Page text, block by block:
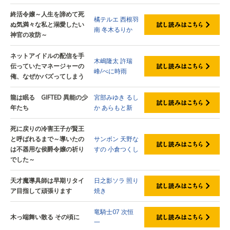
終活令嬢～人生を諦めて死
ぬ気満々な私と溺愛したい
神官の攻防～
橘テルエ 西根羽
南冬木るりか
ネットアイドルの配信を手
伝っていたマネージャーの
俺、なぜかバズってしまう
木嶋隆太許瑞
峰/べに時雨
龍は眠る GIFTED 異能の少
年たち
宮部みゆき るし
かあらもと新
死に戻りの冷害王子が賢王
と呼ばれるまで～導いたの
は不器用な侯爵令嬢の祈り
でした～
サンボン 天野な
すの小倉つくし
天才魔導具師は早期リタイ
ア目指して頑張ります
日之影ソラ 照り
焼き
木っ端舞い散る その頃に
竜騎士07 次恒
一